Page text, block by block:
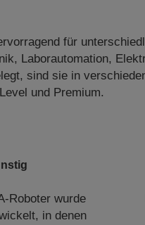
für
Laborautomation,
sind sie in
und Premium.
Roboter wurde
in denen